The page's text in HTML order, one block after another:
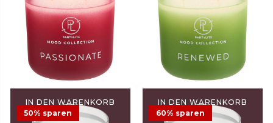
Duftwachsglas Mood
Mysterious
28,95 €
Angebot
1
Duftwachsglas Mood
Optimistic
28,95 €
1
IN DEN WARENKORB
LEGEN
IN DEN WARENKORB
LEGEN
50% sparen 60% sparen